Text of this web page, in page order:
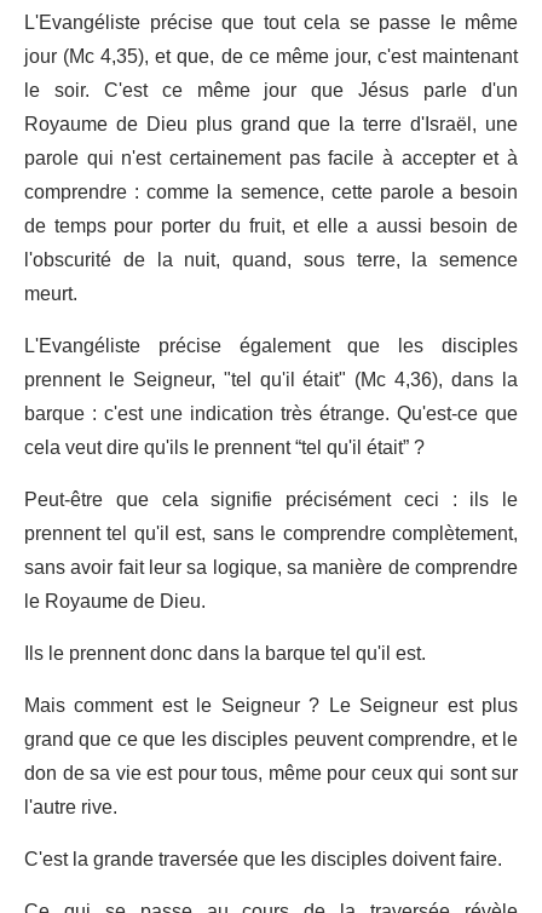
L'Evangéliste précise que tout cela se passe le même
jour (Mc 4,35), et que, de ce même jour, c'est maintenant
le soir. C'est ce même jour que Jésus parle d'un
Royaume de Dieu plus grand que la terre d'Israël, une
parole qui n'est certainement pas facile à accepter et à
comprendre : comme la semence, cette parole a besoin
de temps pour porter du fruit, et elle a aussi besoin de
l'obscurité de la nuit, quand, sous terre, la semence
meurt.
L'Evangéliste précise également que les disciples
prennent le Seigneur, "tel qu'il était" (Mc 4,36), dans la
barque : c'est une indication très étrange. Qu'est-ce que
cela veut dire qu'ils le prennent “tel qu'il était” ?
Peut-être que cela signifie précisément ceci : ils le
prennent tel qu'il est, sans le comprendre complètement,
sans avoir fait leur sa logique, sa manière de comprendre
le Royaume de Dieu.
Ils le prennent donc dans la barque tel qu'il est.
Mais comment est le Seigneur ? Le Seigneur est plus
grand que ce que les disciples peuvent comprendre, et le
don de sa vie est pour tous, même pour ceux qui sont sur
l'autre rive.
C'est la grande traversée que les disciples doivent faire.